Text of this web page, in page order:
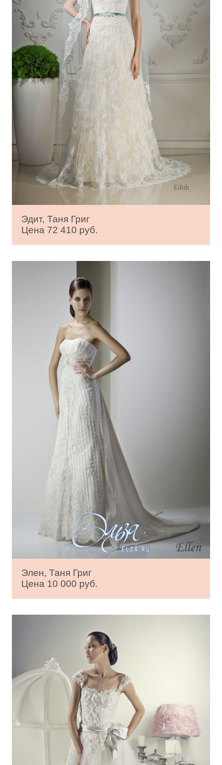
Эдит, Таня Григ
Цена 72 410 руб.
Элен, Таня Григ
Цена 10 000 руб.